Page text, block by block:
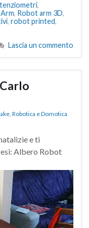
,
, Robot arm 3D,
, robot printed,
Lascia un commento
, Robotica e Domotica
e ti
Albero Robot